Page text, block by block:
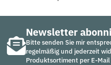
Newsletter
Bitte senden Sie mir
regelmäßig und jederzeit
Produktsortiment per E-Mail